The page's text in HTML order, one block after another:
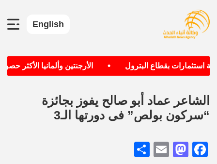
English
استثمارات بقطاع البترول الأرجنتين وألمانيا الأكثر
الشاعر عماد أبو صالح يفوز بجائزة
“سركون بولص” فى دورتها الـ3
Facebook
Mastodon
Email